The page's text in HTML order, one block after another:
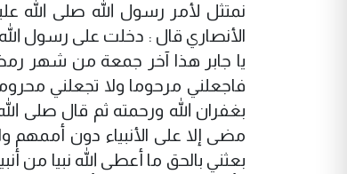
نمتثل لأمر رسول الله صلى الله
الأنصاري قال : دخلت على رسول
يا جابر هذا آخر جمعة من شهر
فاجعلني مرحوما ولا تجعلني
بغفران الله ورحمته ثم قال صلى
مضى إلا على الأنبياء دون أممهم
بعثني بالحق ما أعطى الله نبيا من